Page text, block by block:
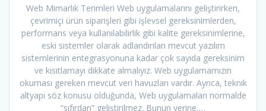
Web Mimarlık Terimleri Web uygulamalarını geliştirirken,
çevrimiçi ürün siparişleri gibi işlevsel gereksinimlerden,
performans veya kullanılabilirlik gibi kalite gereksinimlerine,
eski sistemler olarak adlandırılan mevcut yazılım
sistemlerinin entegrasyonuna kadar çok sayıda gereksinim
ve kısıtlamayı dikkate almalıyız. Web uygulamamızın
okuması gereken mevcut veri havuzları vardır. Ayrıca, teknik
altyapı söz konusu olduğunda, Web uygulamaları normalde
“sıfırdan” geliştirilmez. Bunun yerine,…